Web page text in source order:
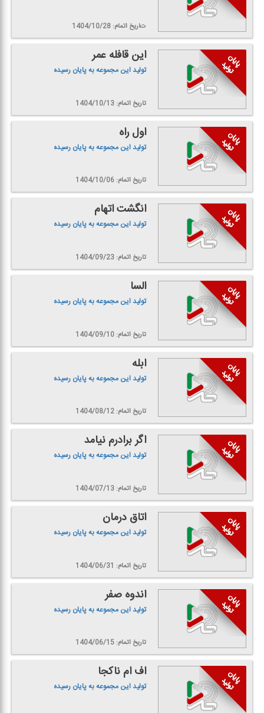
تاریخ اتمام: 1404/10/28
این قافله عمر
تولید این مجموعه به پایان رسیده
تاریخ اتمام: 1404/10/13
اول راه
تولید این مجموعه به پایان رسیده
تاریخ اتمام: 1404/10/06
انگشت اتهام
تولید این مجموعه به پایان رسیده
تاریخ اتمام: 1404/09/23
السا
تولید این مجموعه به پایان رسیده
تاریخ اتمام: 1404/09/10
ابله
تولید این مجموعه به پایان رسیده
تاریخ اتمام: 1404/08/12
اگر برادرم نیامد
تولید این مجموعه به پایان رسیده
تاریخ اتمام: 1404/07/13
اتاق درمان
تولید این مجموعه به پایان رسیده
تاریخ اتمام: 1404/06/31
اندوه صفر
تولید این مجموعه به پایان رسیده
تاریخ اتمام: 1404/06/15
اف ام ناكجا
تولید این مجموعه به پایان رسیده